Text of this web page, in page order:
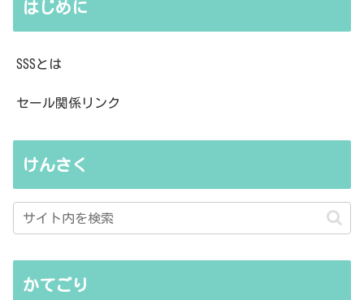
はじめに
SSSとは
セール関係リンク
けんさく
かてごり